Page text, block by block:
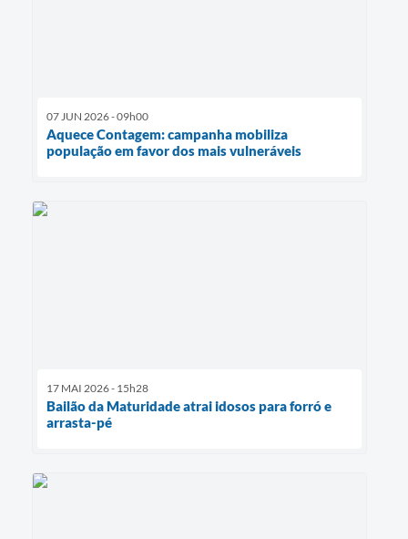
07 JUN 2026 - 09h00
Aquece Contagem: campanha mobiliza
população em favor dos mais vulneráveis
17 MAI 2026 - 15h28
Bailão da Maturidade atrai idosos para forró e
arrasta-pé